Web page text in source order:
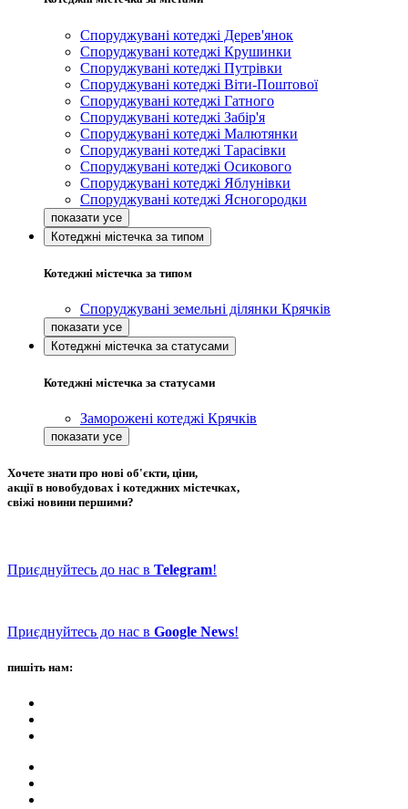
Споруджувані котеджі Дерев'янок
Споруджувані котеджі Крушинки
Споруджувані котеджі Путрівки
Споруджувані котеджі Віти-Поштової
Споруджувані котеджі Гатного
Споруджувані котеджі Забір'я
Споруджувані котеджі Малютянки
Споруджувані котеджі Тарасівки
Споруджувані котеджі Осикового
Споруджувані котеджі Яблунівки
Споруджувані котеджі Ясногородки
Котеджні містечка за типом
Котеджні містечка за типом
Споруджувані земельні ділянки Крячків
Котеджні містечка за статусами
Котеджні містечка за статусами
Заморожені котеджі Крячків
Хочете знати про нові об'єкти, ціни,
акції в новобудовах і котеджних містечках,
свіжі новини першими?
Приєднуйтесь до нас в Telegram!
Приєднуйтесь до нас в Google News!
пишіть нам: